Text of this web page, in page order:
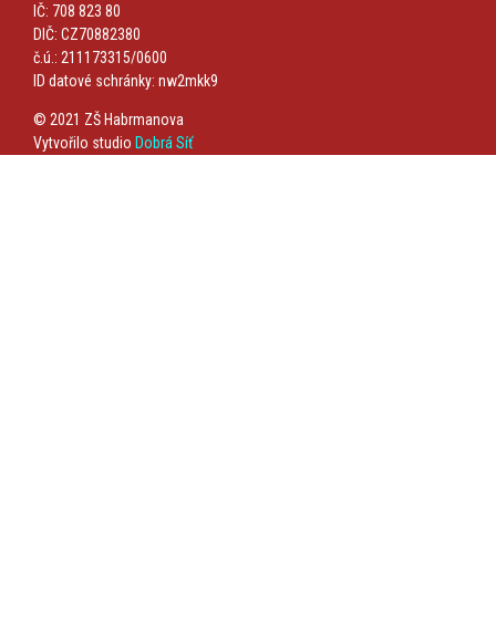
IČ: 708 823 80
DIČ: CZ70882380
č.ú.: 211173315/0600
ID datové schránky: nw2mkk9
© 2021 ZŠ Habrmanova
Vytvořilo studio Dobrá Síť